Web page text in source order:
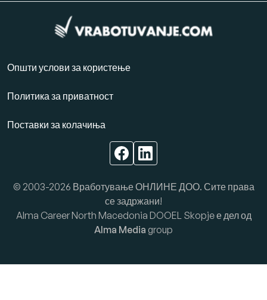
Општи услови за користење
Политика за приватност
Поставки за колачиња
© 2003-2026 Вработување ОНЛИНЕ ДОО. Сите права
се задржани!
Alma Career North Macedonia DOOEL Skopje е дел од
Alma Media group